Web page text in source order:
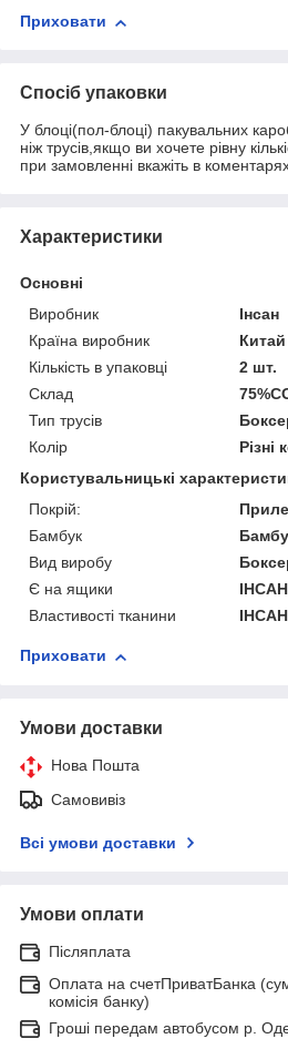
Приховати
Спосіб упаковки
У блоці(пол-блоці) пакувальних
ніж трусів,якщо ви хочете рівну
при замовленні вкажіть в
Характеристики
Основні
Виробник
Інсан
Країна виробник
Китай
Кількість в упаковці
2 шт.
Склад
Тип трусів
Колір
Різні
Користувальницькі
Покрій:
Бамбук
Вид виробу
Є на ящики
ІНСАН
Властивості тканини
ІНСАН
Приховати
Умови доставки
Нова Пошта
Самовивіз
Всі умови доставки
Умови оплати
Післяплата
Оплата на счетПриватБанка
комісія банку)
Гроші передам автобусом р.